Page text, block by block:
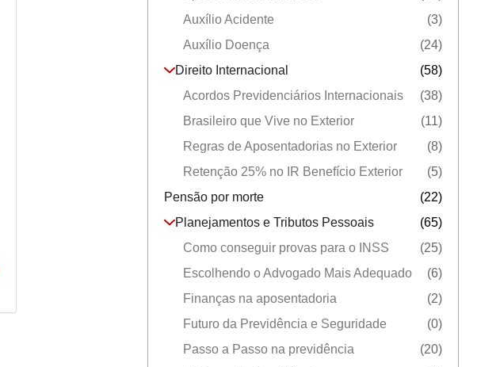
Auxílio Acidente
(3)
Auxílio Doença
(24)
Direito Internacional
(58)
Acordos Previdenciários Internacionais
(38)
Brasileiro que Vive no Exterior
(11)
Regras de Aposentadorias no Exterior
(8)
Retenção 25% no IR Benefício Exterior
(5)
Pensão por morte
(22)
Planejamentos e Tributos Pessoais
(65)
Como conseguir provas para o INSS
(25)
Escolhendo o Advogado Mais Adequado
(6)
Finanças na aposentadoria
(2)
Futuro da Previdência e Seguridade
(0)
Passo a Passo na previdência
(20)